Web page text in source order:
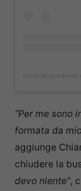
“Per me sono
formata da
aggiunge
chiudere la
devo niente”,